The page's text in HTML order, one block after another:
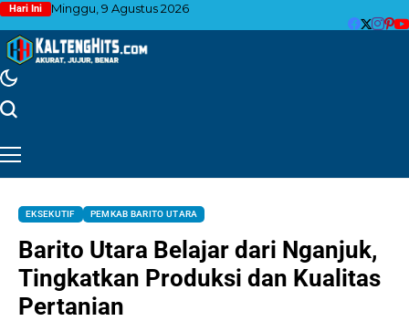
Hari Ini Minggu, 9 Agustus 2026
EKSEKUTIF PEMKAB BARITO UTARA
Barito Utara Belajar dari Nganjuk,
Tingkatkan Produksi dan Kualitas
Pertanian